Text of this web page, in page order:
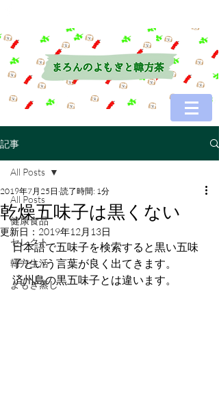
記事
All Posts
健康食品
セレクト
韓方生活
よもぎ蒸し
All Posts
乾燥五味子は黒くない
2019年7月25日 読了時間: 1分
更新日： 2019年12月13日
日本語で五味子を検索すると黒い五味
子という言葉が良く出てきます。
済州島の黒五味子とは違います。